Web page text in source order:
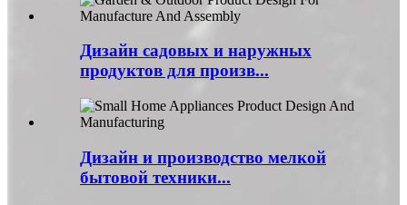
Дизайн садовых и наружных
продуктов для произв...
Дизайн и производство мелкой
бытовой техники...